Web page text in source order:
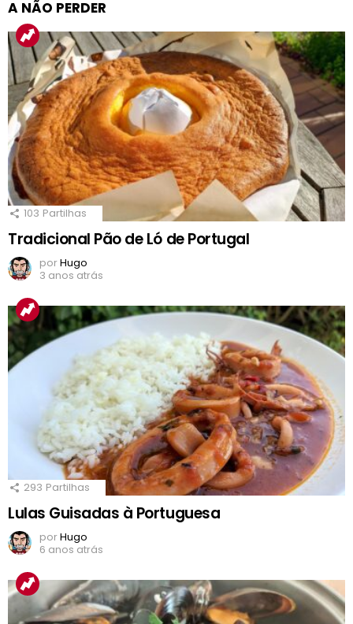
A NÃO PERDER
103 Partilhas
Tradicional Pão de Ló de Portugal
porHugo
3 anos atrás
293 Partilhas
Lulas Guisadas à Portuguesa
porHugo
6 anos atrás